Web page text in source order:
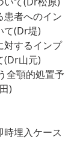
患者へのイン
て(Dr堤)
対するインプ
(Dr山元)
)
時埋入ケース